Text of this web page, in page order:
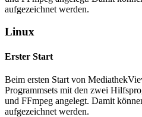
aufgezeichnet werden.
Linux
Erster Start
Beim ersten Start von
Programmsets mit den zwei
und FFmpeg angelegt. Damit
aufgezeichnet werden.